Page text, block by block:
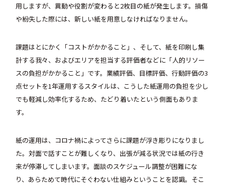
用しますが、異動や役割が変わると2枚目の紙が発生します。損傷
や紛失した際には、新しい紙を用意しなければなりません。
課題はとにかく「コストがかかること」、そして、紙を印刷し集
計する我々、およびエリアを担当する評価者などに「人的リソー
スの負担がかかること」です。業績評価、目標評価、行動評価の3
点セットを1年運用するスタイルは、こうした紙運用の負担を少し
でも軽減し効率化するため、たどり着いたという側面もありま
す。
紙の運用は、コロナ禍によってさらに課題が浮き彫りになりまし
た。対面で話すことが難しくなり、出張が減る状況では紙の行き
来が停滞してしまいます。面談のスケジュール調整が困難にな
り、あらためて時代にそぐわない仕組みということを認識。そこ